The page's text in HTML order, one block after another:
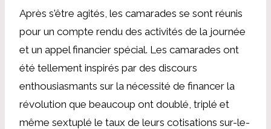
Après s'être agités, les camarades se sont réunis
pour un compte rendu des activités de la journée
et un appel financier spécial. Les camarades ont
été tellement inspirés par des discours
enthousiasmants sur la nécessité de financer la
révolution que beaucoup ont doublé, triplé et
même sextuplé le taux de leurs cotisations sur-le-